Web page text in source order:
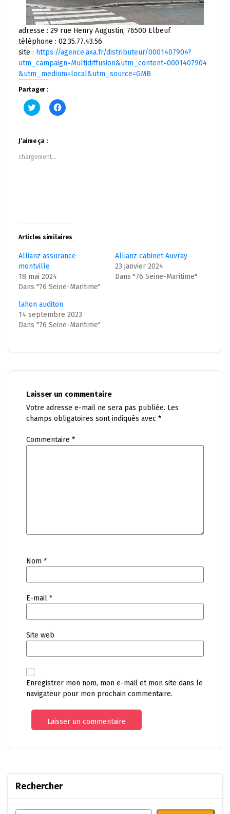
adresse : 29 rue Henry Augustin, 76500 Elbeuf
téléphone : 02.35.77.43.56
site : https://agence.axa.fr/distributeur/0001407904?
utm_campaign=Multidiffusion&utm_content=0001407904
&utm_medium=local&utm_source=GMB
Partager :
Cliquez
pour
Twitter(ouvre
dans
une
nouvelle
fenêtre)
Cliquez
pour
J’aime ça :
chargement…
Articles similaires
Allianz assurance
montville
18 mai 2024
Dans "76 Seine-Maritime"
Allianz cabinet Auvray
23 janvier 2024
Dans "76 Seine-Maritime"
lahon auditon
14 septembre 2023
Dans "76 Seine-Maritime"
Laisser un commentaire
Votre adresse e-mail ne sera pas publiée. Les
champs obligatoires sont indiqués avec *
Commentaire *
Nom *
E-mail *
Site web
Enregistrer mon nom, mon e-mail et mon site dans le
navigateur pour mon prochain commentaire.
Rechercher